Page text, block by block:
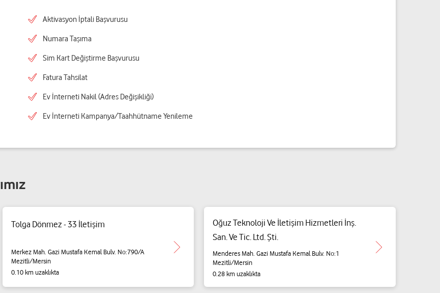
Aktivasyon İptali Başvurusu
Numara Taşıma
Sim Kart Değiştirme Başvurusu
Fatura Tahsilat
Ev İnterneti Nakil (Adres Değişikliği)
Ev İnterneti Kampanya/Taahhütname Yenileme
Tolga Dönmez - 33 İletişim
Merkez Mah. Gazi Mustafa Kemal Bulv. No:790/A
Mezitli/Mersin
0.10 km uzaklıkta
Oğuz Teknoloji Ve İletişim Hizmetleri İnş.
San. Ve Tic. Ltd. Şti.
Menderes Mah. Gazi Mustafa Kemal Bulv. No:1
Mezitli/Mersin
0.28 km uzaklıkta